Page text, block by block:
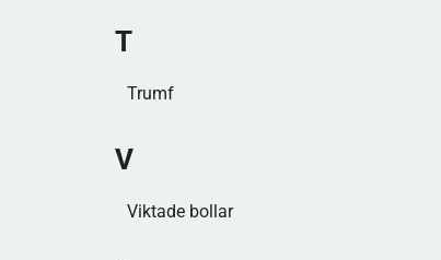
T
Trumf
V
Viktade bollar